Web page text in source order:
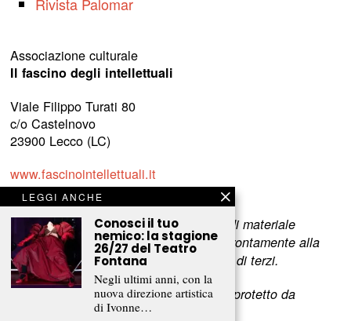
Rivista Palomar
Associazione culturale
Il fascino degli intellettuali
Viale Filippo Turati 80
c/o Castelnovo
23900 Lecco (LC)
www.fascinointellettuali.it
info[at]fascinointellettuali.it
Per segnalare eventuali errori nell’uso di materiale
riservato,scriveteci e provvederemo prontamente alla
rimozione del materiale lesivo dei diritti di terzi.
L’intero contenuto di questo sito web è protetto da
LEGGI ANCHE
Conosci il tuo
nemico: la stagione
26/27 del Teatro
Fontana
Negli ultimi anni, con la
nuova direzione artistica
di Ivonne…